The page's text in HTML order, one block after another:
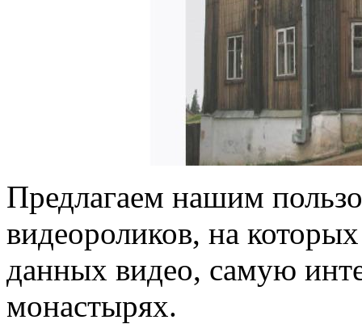
Предлагаем нашим
видеороликов, на
данных видео, самую
монастырях.